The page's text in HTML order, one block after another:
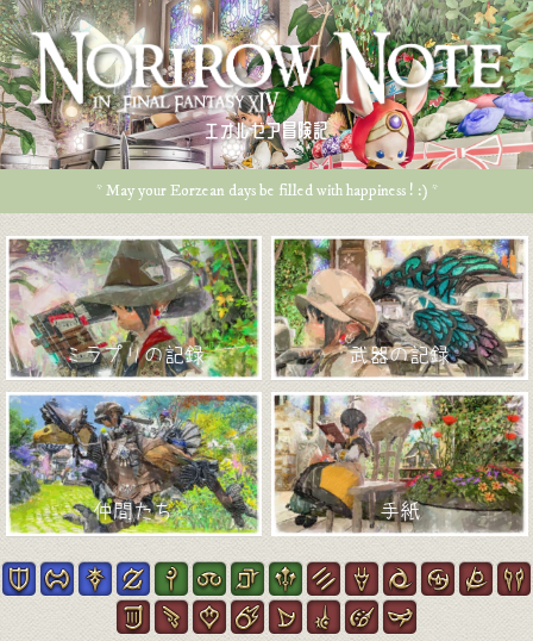
エオルゼア冒険記
* May your Eorzean days be filled with happiness ! :) *
ミラプリの記録 武器の記録
仲間たち 手紙